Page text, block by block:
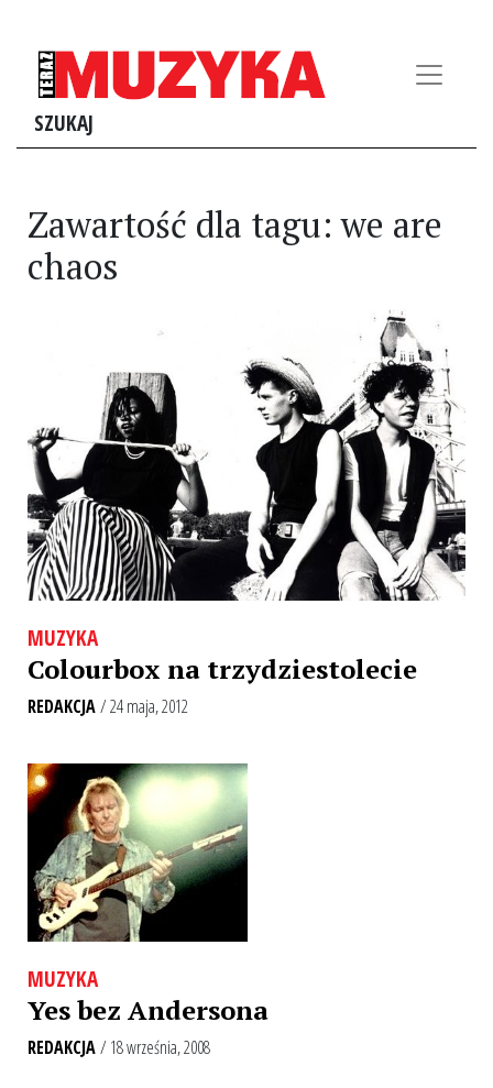
SZUKAJ
Zawartość dla tagu: we are
chaos
MUZYKA
Colourbox na trzydziestolecie
REDAKCJA/ 24 maja, 2012
MUZYKA
Yes bez Andersona
REDAKCJA/ 18 września, 2008